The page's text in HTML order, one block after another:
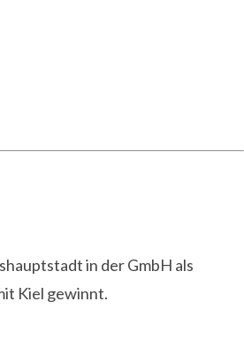
in der GmbH als
Kiel gewinnt.